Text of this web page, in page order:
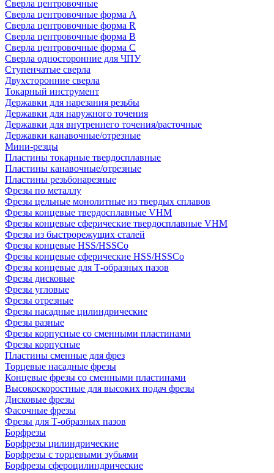
Сверла центровочные
Сверла центровочные форма A
Сверла центровочные форма R
Сверла центровочные форма B
Сверла центровочные форма C
Сверла односторонние для ЧПУ
Ступенчатые сверла
Двухсторонние сверла
Токарный инструмент
Державки для нарезания резьбы
Державки для наружного точения
Державки для внутреннего точения/расточные
Державки канавочные/отрезные
Мини-резцы
Пластины токарные твердосплавные
Пластины канавочные/отрезные
Пластины резьбонарезные
Фрезы по металлу
Фрезы цельные монолитные из твердых сплавов
Фрезы концевые твердосплавные VHM
Фрезы концевые сферические твердосплавные VHM
Фрезы из быстрорежущих сталей
Фрезы концевые HSS/HSSCo
Фрезы концевые сферические HSS/HSSCo
Фрезы концевые для Т-образных пазов
Фрезы дисковые
Фрезы угловые
Фрезы отрезные
Фрезы насадные цилиндрические
Фрезы разные
Фрезы корпусные со сменными пластинами
Фрезы корпусные
Пластины сменные для фрез
Торцевые насадные фрезы
Концевые фрезы со сменными пластинами
Высокоскоростные для высоких подач фрезы
Дисковые фрезы
Фасочные фрезы
Фрезы для Т-образных пазов
Борфрезы
Борфрезы цилиндрические
Борфрезы с торцевыми зубьями
Борфрезы сфероцилиндрические